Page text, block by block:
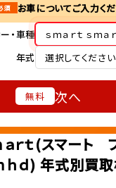
須
お車についてご入力く
・車種
ｓｍａｒｔ ｓｍａ
年式
選択してください
無料 次へ
ａｒｔ(スマート
ｄ) 年式別買